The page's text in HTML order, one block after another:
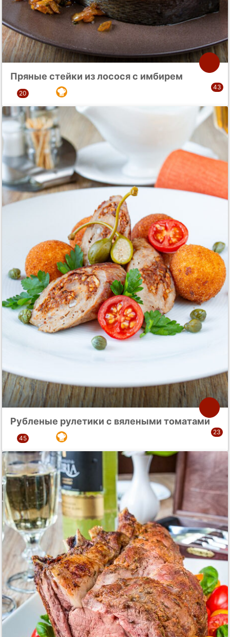
Пряные стейки из лосося с имбирем
Рубленые рулетики с вялеными томатами